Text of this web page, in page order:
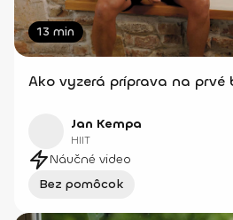
13 min
Ako vyzerá príprava na prvé
Jan Kempa
HIIT
Náučné video
Bez pomôcok